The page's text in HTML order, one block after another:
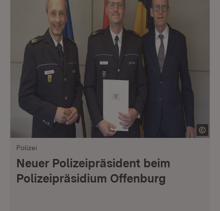
Polizei
Neuer Polizeipräsident beim
Polizeipräsidium Offenburg